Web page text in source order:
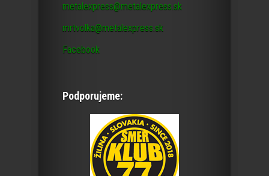
metalexpress@metalexpress.sk
mrtvolka@metalexpress.sk
Facebook
Podporujeme: